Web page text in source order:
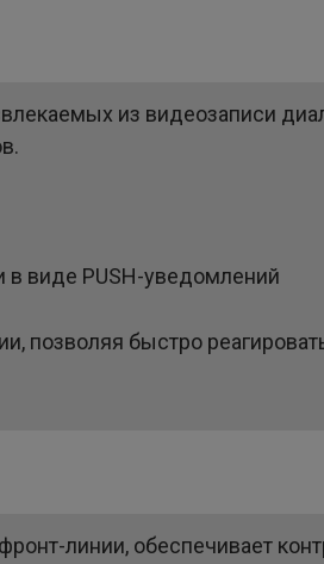
из видеозаписи
виде PUSH-уведомлений
позволяя быстро
линии, обеспечивает